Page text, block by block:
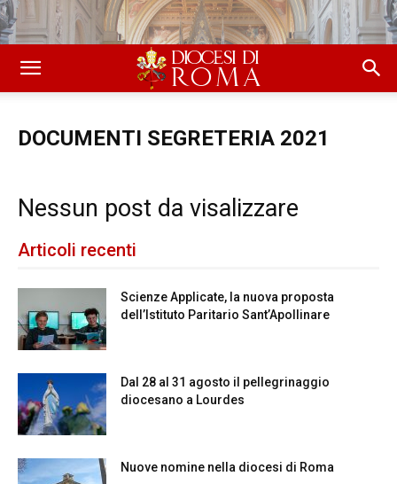
DOCUMENTI SEGRETERIA 2021
Nessun post da visalizzare
Articoli recenti
Scienze Applicate, la nuova proposta
dell’Istituto Paritario Sant’Apollinare
Dal 28 al 31 agosto il pellegrinaggio
diocesano a Lourdes
Nuove nomine nella diocesi di Roma